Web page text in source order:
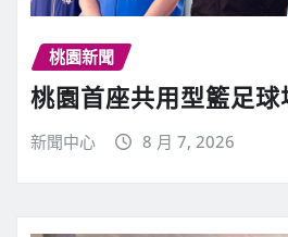
桃園新聞
桃園首座共用型籃足球
新聞中心 8 月 7, 2026